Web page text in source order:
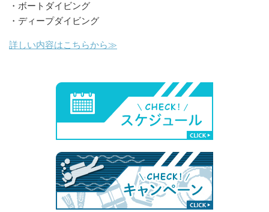
・ボートダイビング
・ディープダイビング
詳しい内容はこちらから≫